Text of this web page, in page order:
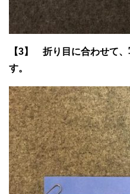
【3】 折り目に合わせて
す。